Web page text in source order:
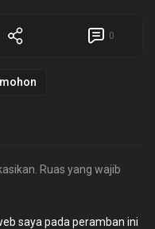
0
Ruas yang wajib
saya pada peramban ini